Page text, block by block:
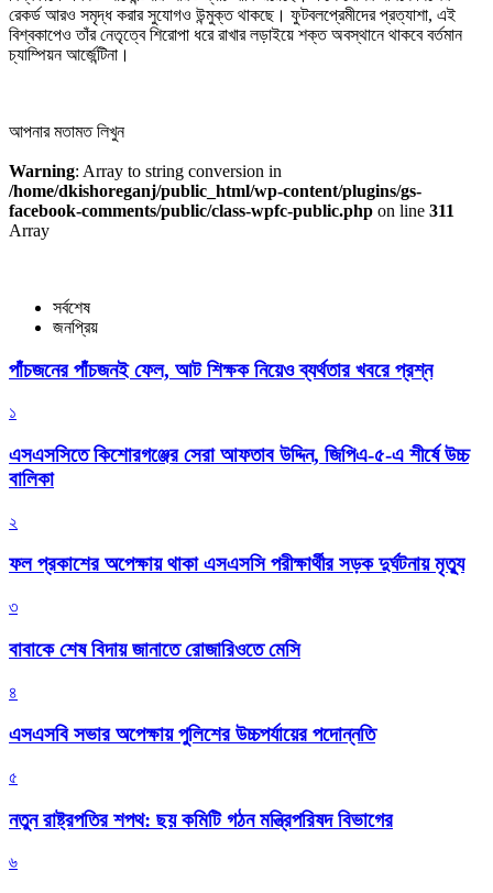
রেকর্ড আরও সমৃদ্ধ করার সুযোগও উন্মুক্ত থাকছে। ফুটবলপ্রেমীদের প্রত্যাশা, এই
বিশ্বকাপেও তাঁর নেতৃত্বে শিরোপা ধরে রাখার লড়াইয়ে শক্ত অবস্থানে থাকবে বর্তমান
চ্যাম্পিয়ন আর্জেন্টিনা।
আপনার মতামত লিখুন
Warning: Array to string conversion in
/home/dkishoreganj/public_html/wp-content/plugins/gs-
facebook-comments/public/class-wpfc-public.php on line 311
Array
সর্বশেষ
জনপ্রিয়
পাঁচজনের পাঁচজনই ফেল, আট শিক্ষক নিয়েও ব্যর্থতার খবরে প্রশ্ন
১
এসএসসিতে কিশোরগঞ্জের সেরা আফতাব উদ্দিন, জিপিএ-৫-এ শীর্ষে উচ্চ
বালিকা
২
ফল প্রকাশের অপেক্ষায় থাকা এসএসসি পরীক্ষার্থীর সড়ক দুর্ঘটনায় মৃত্যু
৩
বাবাকে শেষ বিদায় জানাতে রোজারিওতে মেসি
৪
এসএসবি সভার অপেক্ষায় পুলিশের উচ্চপর্যায়ের পদোন্নতি
৫
নতুন রাষ্ট্রপতির শপথ: ছয় কমিটি গঠন মন্ত্রিপরিষদ বিভাগের
৬